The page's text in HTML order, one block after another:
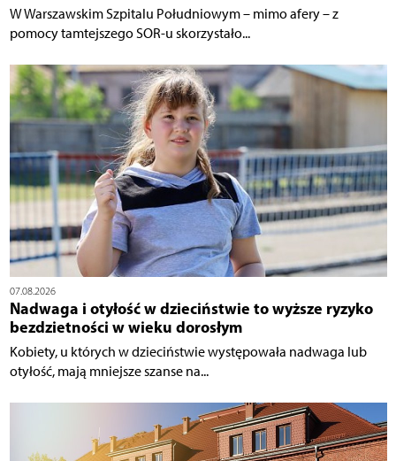
W Warszawskim Szpitalu Południowym – mimo afery – z
pomocy tamtejszego SOR-u skorzystało...
07.08.2026
Nadwaga i otyłość w dzieciństwie to wyższe ryzyko
bezdzietności w wieku dorosłym
Kobiety, u których w dzieciństwie występowała nadwaga lub
otyłość, mają mniejsze szanse na...